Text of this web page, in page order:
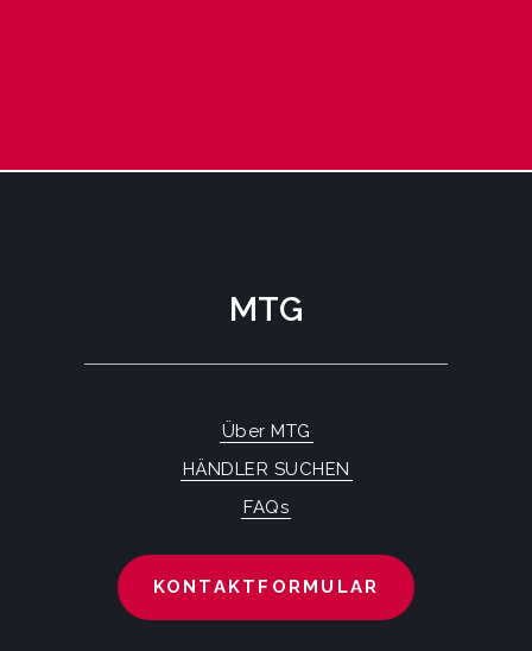
MTG
Über MTG
HÄNDLER SUCHEN
FAQs
KONTAKTFORMULAR